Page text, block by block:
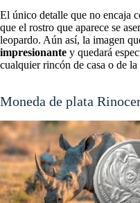
El único detalle que no encaja
que el rostro que aparece se
leopardo. Aún así, la imagen
impresionante y quedará
cualquier rincón de casa o de
Moneda de plata